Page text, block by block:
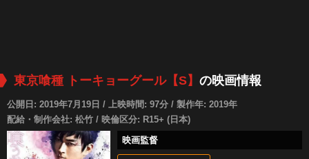
東京喰種 トーキョーグール【S】 の映画情報
公開日: 2019年7月19日 / 上映時間: 97分 / 製作年: 2019年
配給・制作会社: 松竹 / 映倫区分: R15+ (日本)
映画監督